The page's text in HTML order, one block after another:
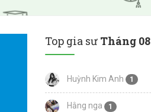
Top gia sư Tháng 08
Huỳnh Kim Anh 1
Hằng nga 1